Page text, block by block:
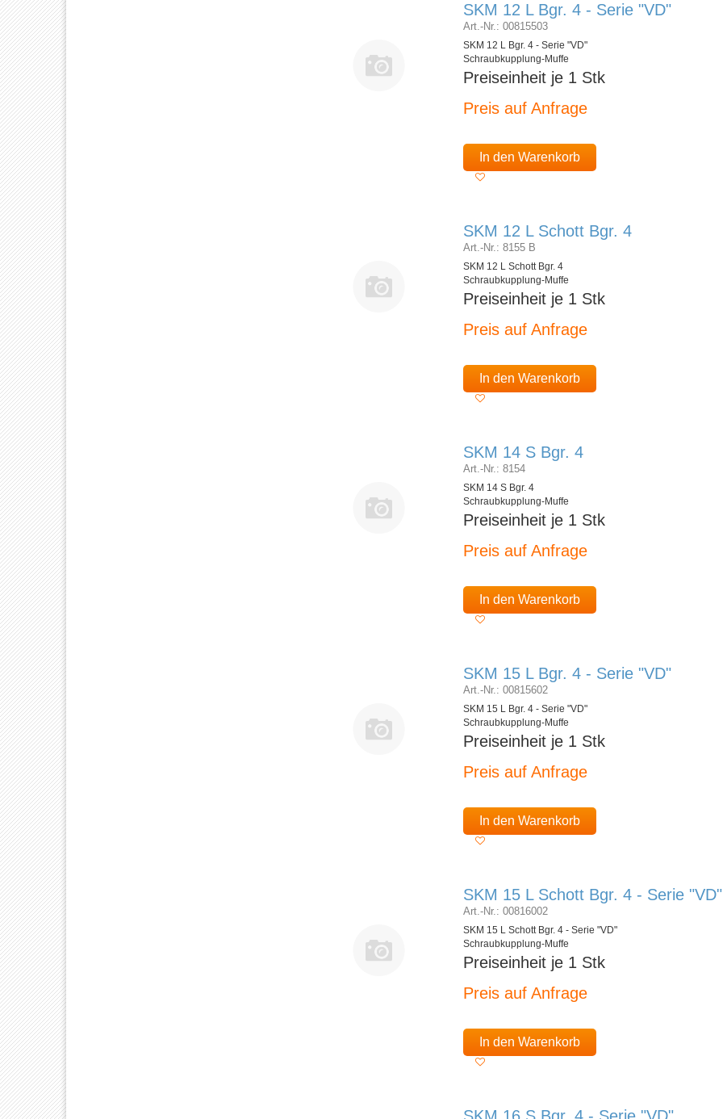
SKM 12 L Bgr. 4 - Serie "VD"
Art.-Nr.: 00815503
SKM 12 L Bgr. 4 - Serie "VD"
Schraubkupplung-Muffe
Preiseinheit je 1 Stk
Preis auf Anfrage
In den Warenkorb
SKM 12 L Schott Bgr. 4
Art.-Nr.: 8155 B
SKM 12 L Schott Bgr. 4
Schraubkupplung-Muffe
Preiseinheit je 1 Stk
Preis auf Anfrage
In den Warenkorb
SKM 14 S Bgr. 4
Art.-Nr.: 8154
SKM 14 S Bgr. 4
Schraubkupplung-Muffe
Preiseinheit je 1 Stk
Preis auf Anfrage
In den Warenkorb
SKM 15 L Bgr. 4 - Serie "VD"
Art.-Nr.: 00815602
SKM 15 L Bgr. 4 - Serie "VD"
Schraubkupplung-Muffe
Preiseinheit je 1 Stk
Preis auf Anfrage
In den Warenkorb
SKM 15 L Schott Bgr. 4 - Serie "VD"
Art.-Nr.: 00816002
SKM 15 L Schott Bgr. 4 - Serie "VD"
Schraubkupplung-Muffe
Preiseinheit je 1 Stk
Preis auf Anfrage
In den Warenkorb